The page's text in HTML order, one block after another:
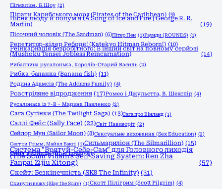
Пігмаліон, Б.Шоу (2)
Пірати Карибського моря (Pirates of the Caribbean) (9)
Пісня льоду й полум'я (A Song of Ice and Fire | George R. R.
Martin)
(19)
Пісочний чоловік (The Sandman) (6)Пітер Пен (1)Раунди (ROUNDS) (1)
Репетитор-кілер Реборн! (Katekyo Hitman Reborn!) (10)
Реінкарнація безробітного: В інший світ на повному серйозі
(Mushoku Tensei Jobless Reincarnation) (14)
Рибалчина русалонька, Королів-Старий Василь (2)
Рибка-бананка (Banana fish) (11)
Родина Адамсів (The Addams Family) (4)
Розстріляне відродження (17)Ромео і Джульєтта, В. Шекспір (4)
Русалонька із 7-В - Марина Павленко (2)
Сага Сутінки (The Twilight Saga) (13)Сага про Вінланд (1)
Саллі Фейс (Sally Face) (22)Світ Навиворіт (2)
Сейлор Мун (Sailor Moon) (8)Сексуальне виховання (Sex Education) (2)
Сестри Грімм, Майкл Баклі (1)Сильмариліон (The Silmarillion) (15)
Синя в'язниця (Blue Lock) (6)
Система "Врятуй-Себе-Сам" для Головного лиходія
(The Scum Villain's Self-Saving System: Ren Zha
Fanpai Zijiu Xitong)
(57)
Скейт: Безкінечність (SK8 The Infinity) (31)
Скинути вежу (Slay the Spire) (1)Скотт Пілігрим (Scott Pilgrim) (4)